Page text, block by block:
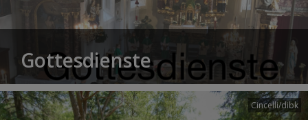
Gottesdienste
Cincelli/dibk